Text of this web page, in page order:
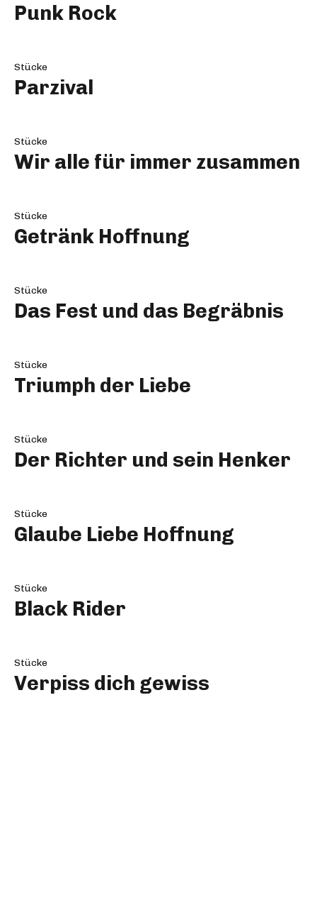
Punk Rock
Stücke
Parzival
Stücke
Wir alle für immer zusammen
Stücke
Getränk Hoffnung
Stücke
Das Fest und das Begräbnis
Stücke
Triumph der Liebe
Stücke
Der Richter und sein Henker
Stücke
Glaube Liebe Hoffnung
Stücke
Black Rider
Stücke
Verpiss dich gewiss